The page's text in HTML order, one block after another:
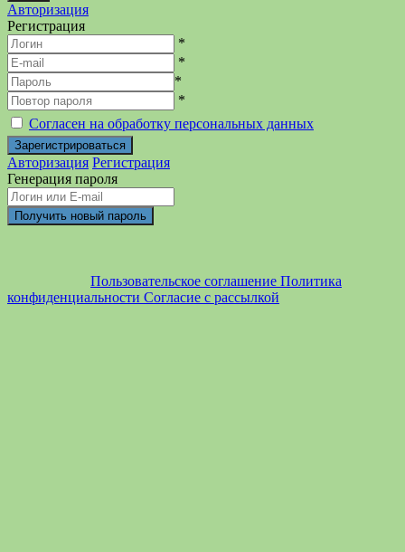
Авторизация
Регистрация
*
*
*
*
Согласен на обработку персональных данных
Авторизация Регистрация
Генерация пароля
Пользовательское соглашение Политика
конфиденциальности Согласие с рассылкой